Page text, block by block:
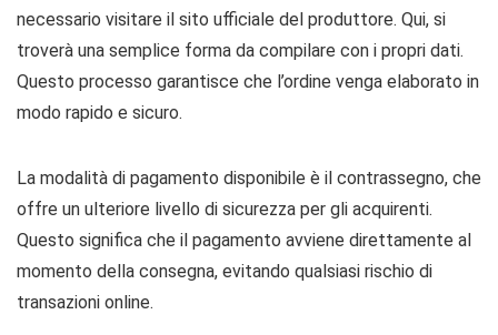
necessario visitare il sito ufficiale del produttore. Qui, si
troverà una semplice forma da compilare con i propri dati.
Questo processo garantisce che l’ordine venga elaborato in
modo rapido e sicuro.
La modalità di pagamento disponibile è il contrassegno, che
offre un ulteriore livello di sicurezza per gli acquirenti.
Questo significa che il pagamento avviene direttamente al
momento della consegna, evitando qualsiasi rischio di
transazioni online.